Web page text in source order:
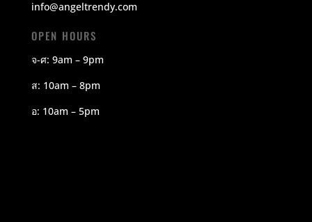
info@angeltrendy.com
OPEN HOURS
จ-ศ: 9am – 9pm
ส: 10am – 8pm
อ: 10am – 5pm